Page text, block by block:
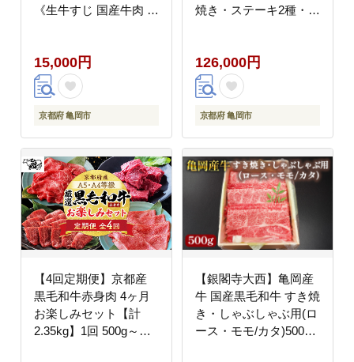
《生牛すじ 国産牛肉 京
15,000円
京都府 亀岡市
焼き・ステーキ2種・し
肉 ひら山 味わいづくし
≪定期便 牛肉 京都丹波
産≫
126,000円
京都府 亀岡市
【4回定期便】京都産
黒毛和牛赤身肉 4ヶ月
お楽しみセット【計
2.35kg】1回 500g～
【銀閣寺大西】亀岡産
牛 国産黒毛和牛 すき焼
き・しゃぶしゃぶ用(ロ
ース・モモ/カタ)500g